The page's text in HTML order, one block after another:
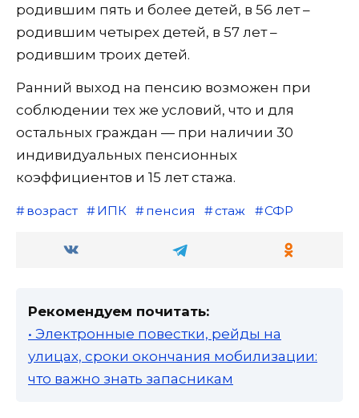
родившим пять и более детей, в 56 лет –
родившим четырех детей, в 57 лет –
родившим троих детей.
Ранний выход на пенсию возможен при
соблюдении тех же условий, что и для
остальных граждан — при наличии 30
индивидуальных пенсионных
коэффициентов и 15 лет стажа.
возраст ИПК пенсия стаж СФР
Рекомендуем почитать:
• Электронные повестки, рейды на
улицах, сроки окончания мобилизации:
что важно знать запасникам